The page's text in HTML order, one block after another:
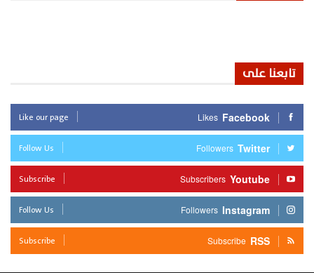
تابعنا على
Facebook
Likes
Like our page
Twitter
Followers
Follow Us
Youtube
Subscribers
Subscribe
Instagram
Followers
Follow Us
RSS
Subscribe
Subscribe